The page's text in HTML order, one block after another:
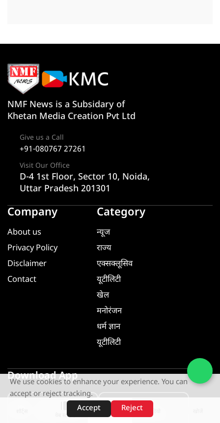
वेब स्टोरीज़
NMF News is a Subsidary of
Khetan Media Creation Pvt Ltd
Give us a Call
+91-080767 27261
Visit Our Office
D-4 1st Floor, Sector 10, Noida,
Uttar Pradesh 201301
Company
About us
Privacy Policy
Disclaimer
Contact
Category
न्यूज
राज्य
एक्सक्लूसिव
यूटीलिटी
खेल
मनोरंजन
धर्म ज्ञान
यूटीलिटी
Download App
Google Play
GET IT ON
App Store
We use cookies to enhance your experience. You can
accept or reject tracking.
Accept
Reject